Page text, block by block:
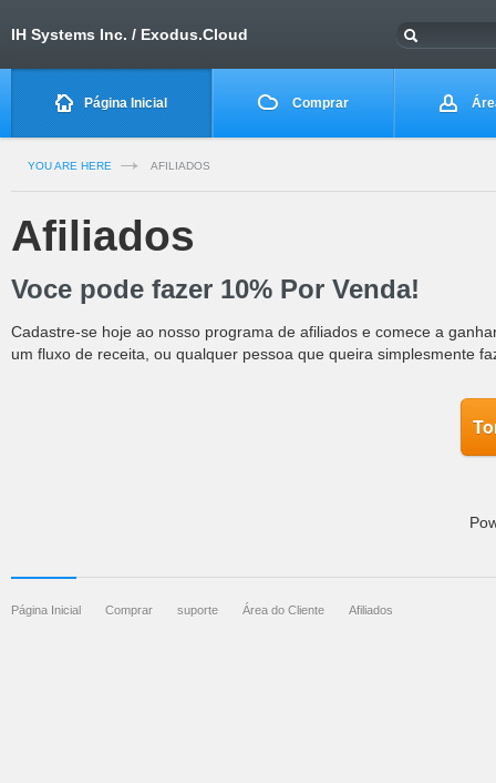
IH Systems Inc. / Exodus.Cloud
Página Inicial Comprar
YOU ARE HERE AFILIADOS
Afiliados
Voce pode fazer 10% Por Venda!
Cadastre-se hoje ao nosso programa de afiliados e comece a
um fluxo de receita, ou qualquer pessoa que queira simplesmente
Página Inicial Comprar suporte Área do Cliente Afiliados